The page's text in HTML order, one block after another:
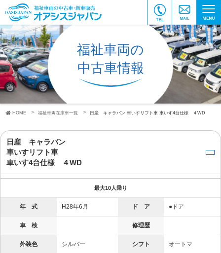
福祉車両の
中古車情報
HOME 福祉車両在庫車一覧 日産 キャラバン 車いすリフト車 車いす4台仕様 ４WD
日産 キャラバン
車いすリフト車
車いす4台仕様 ４WD
最大10人乗り
年 式 H28年6月 ド ア ●ドア
車 検 修理歴
外装色 シルバー シフト オートマ